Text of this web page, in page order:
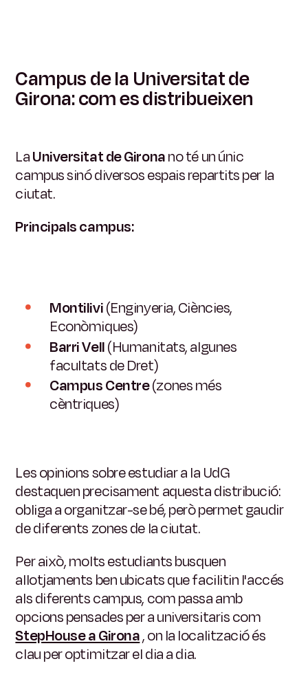
Campus de la Universitat de
Girona: com es distribueixen
LaUniversitat de Gironano té un únic
campus sinó diversos espais repartits per la
ciutat.
Principals campus:
Montilivi(Enginyeria, Ciències,
Econòmiques)
Barri Vell(Humanitats, algunes
facultats de Dret)
Campus Centre(zones més
cèntriques)
Les opinions sobre estudiar a la UdG
destaquen precisament aquesta distribució:
obliga a organitzar-se bé, però permet gaudir
de diferents zones de la ciutat.
Per això, molts estudiants busquen
allotjaments ben ubicats que facilitin l'accés
als diferents campus, com passa amb
opcions pensades per a universitaris com
StepHouse a Girona, on la localització és
clau per optimitzar el dia a dia.